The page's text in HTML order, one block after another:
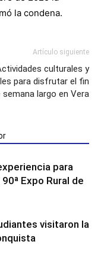
la condena.
Artículo siguiente
culturales y
para disfrutar el fin
semana largo en Vera
para
Expo Rural de
visitaron la